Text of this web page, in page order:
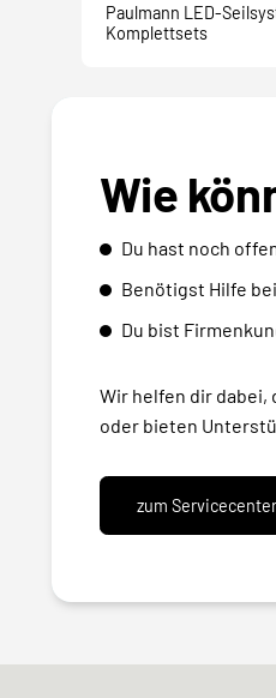
Paulmann LED-
Komplettsets
Wie
Du hast noch
Benötigst Hilfe
Du bist
Wir helfen dir dabei,
oder bieten
zum Servicecenter